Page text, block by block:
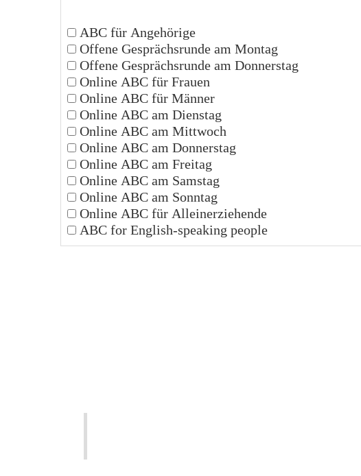
ABC für Angehörige
Offene Gesprächsrunde am Montag
Offene Gesprächsrunde am Donnerstag
Online ABC für Frauen
Online ABC für Männer
Online ABC am Dienstag
Online ABC am Mittwoch
Online ABC am Donnerstag
Online ABC am Freitag
Online ABC am Samstag
Online ABC am Sonntag
Online ABC für Alleinerziehende
ABC for English-speaking people